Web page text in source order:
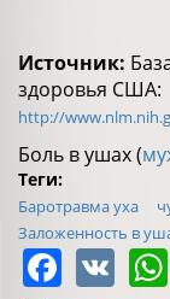
Источник:
здоровья США:
http://
Боль в ушах (
Теги:
Баротравма уха
Заложенность в
VK